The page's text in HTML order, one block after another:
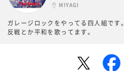
MIYAGI
ガレージロックをやってる四人組です。
反戦とか平和を歌ってます。